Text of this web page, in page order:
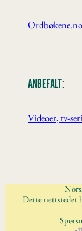
Ordbøkene.no
ANBEFALT:
Videoer, tv-
Dette nettstedet